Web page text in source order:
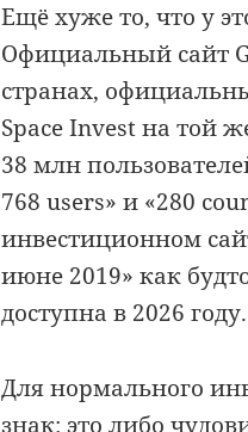
Ещё хуже то, что у
Официальный сайт
странах,
Space Invest на той
38 млн
768 users» и «280
инвестиционном
июне 2019» как
доступна в 2026 году.
Для нормального
знак: это либо